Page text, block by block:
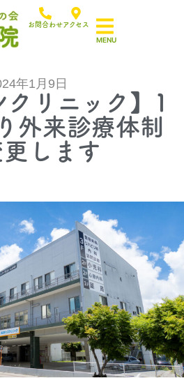
お問合わせアクセス
年1月9日
クリニック】1
外来診療体制
更します